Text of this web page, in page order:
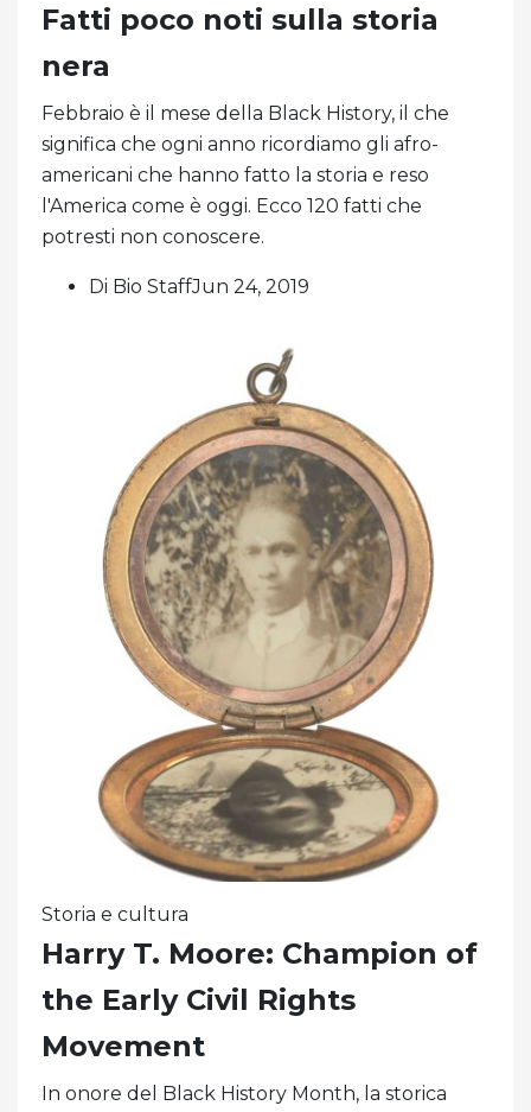
Fatti poco noti sulla storia
nera
Febbraio è il mese della Black History, il che
significa che ogni anno ricordiamo gli afro-
americani che hanno fatto la storia e reso
l'America come è oggi. Ecco 120 fatti che
potresti non conoscere.
Di Bio StaffJun 24, 2019
Storia e cultura
Harry T. Moore: Champion of
the Early Civil Rights
Movement
In onore del Black History Month, la storica